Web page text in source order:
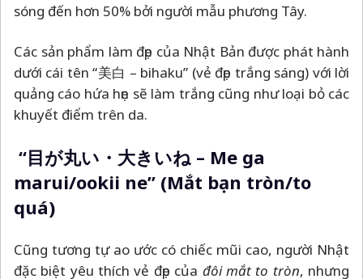
sóng đến hơn 50% bởi người mẫu phương Tây.
Các sản phẩm làm đẹp của Nhật Bản được phát hành
dưới cái tên “美白 – bihaku” (vẻ đẹp trắng sáng) với lời
quảng cáo hứa hẹn sẽ làm trắng cũng như loại bỏ các
khuyết điểm trên da.
“目が丸い・大きいね – Me ga
marui/ookii ne” (Mắt bạn tròn/to
quá)
Cũng tương tự ao ước có chiếc mũi cao, người Nhật
đặc biệt yêu thích vẻ đẹp của đôi mắt to tròn, nhưng